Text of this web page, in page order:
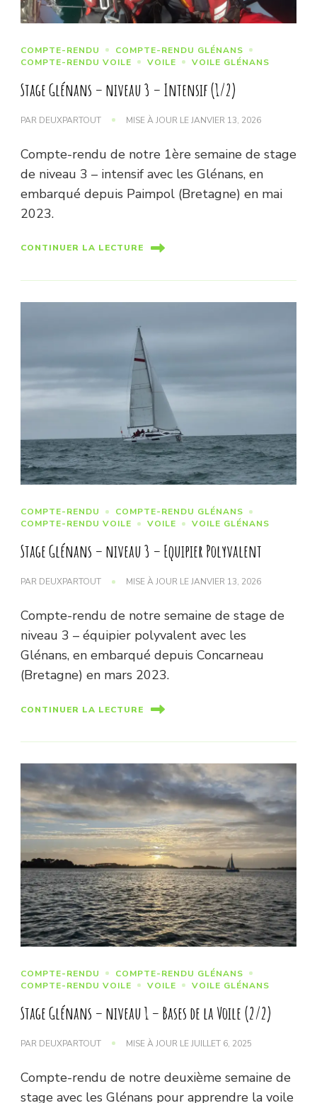
COMPTE-RENDU
COMPTE-RENDU GLÉNANS
COMPTE-RENDU VOILE
VOILE VOILE GLÉNANS
Stage Glénans – niveau 3 – Intensif (1/2)
PAR DEUXPARTOUT MISE À JOUR LEJANVIER 13, 2026
Compte-rendu de notre 1ère semaine de stage
de niveau 3 – intensif avec les Glénans, en
embarqué depuis Paimpol (Bretagne) en mai
2023.
CONTINUER LA LECTURE
COMPTE-RENDU
COMPTE-RENDU GLÉNANS
COMPTE-RENDU VOILE
VOILE VOILE GLÉNANS
Stage Glénans – niveau 3 – Equipier Polyvalent
PAR DEUXPARTOUT MISE À JOUR LEJANVIER 13, 2026
Compte-rendu de notre semaine de stage de
niveau 3 – équipier polyvalent avec les
Glénans, en embarqué depuis Concarneau
(Bretagne) en mars 2023.
CONTINUER LA LECTURE
COMPTE-RENDU
COMPTE-RENDU GLÉNANS
COMPTE-RENDU VOILE
VOILE VOILE GLÉNANS
Stage Glénans – niveau 1 – Bases de la Voile (2/2)
PAR DEUXPARTOUT MISE À JOUR LEJUILLET 6, 2025
Compte-rendu de notre deuxième semaine de
stage avec les Glénans pour apprendre la voile